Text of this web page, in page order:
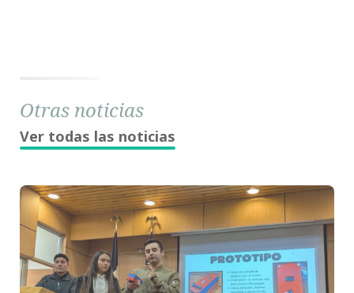
Otras noticias
Ver todas las noticias